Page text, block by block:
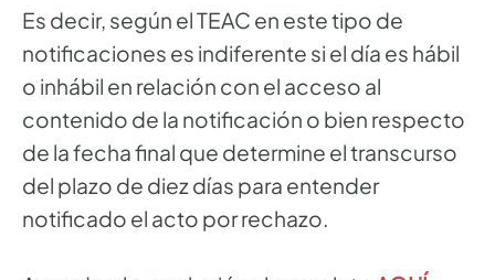
Es decir, según el TEAC en este tipo de
notificaciones es indiferente si el día es hábil
o inhábil en relación con el acceso al
contenido de la notificación o bien respecto
de la fecha final que determine el transcurso
del plazo de diez días para entender
notificado el acto por rechazo.